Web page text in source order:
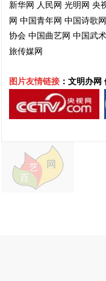
新华网 人民网 光明网 央
网 中国青年网 中国诗歌网
协会 中国曲艺网 中国武
旅传媒网
图片友情链接 ：文明办网